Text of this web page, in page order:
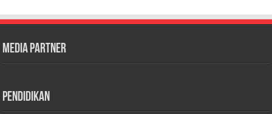
Media Partner
Pendidikan